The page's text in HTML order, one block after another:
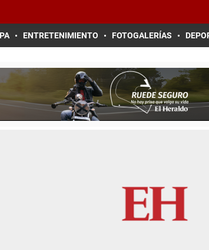
ENTRETENIMIENTO FOTOGALERÍAS